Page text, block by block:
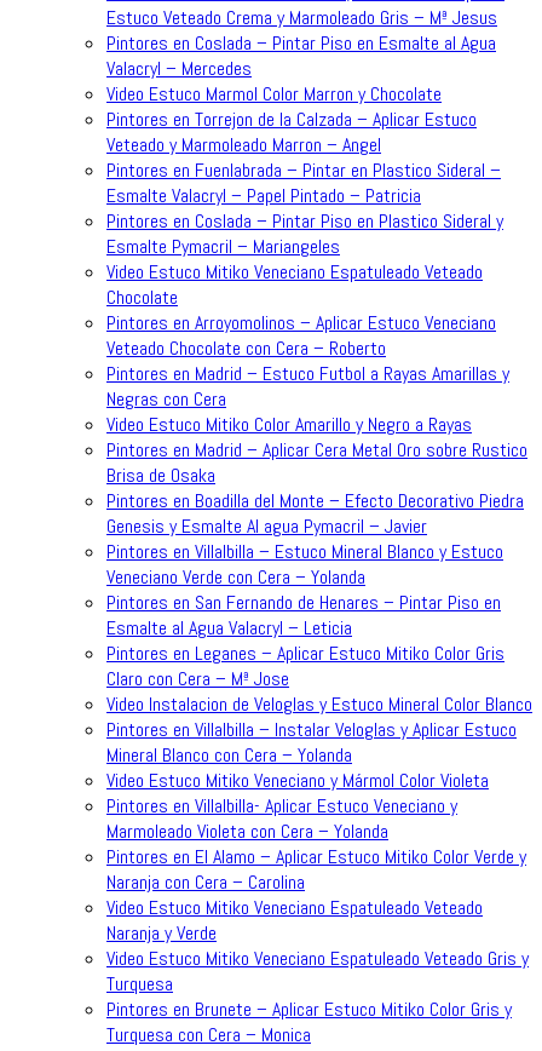
Estuco Veteado Crema y Marmoleado Gris – Mª Jesus
Pintores en Coslada – Pintar Piso en Esmalte al Agua
Valacryl – Mercedes
Video Estuco Marmol Color Marron y Chocolate
Pintores en Torrejon de la Calzada – Aplicar Estuco
Veteado y Marmoleado Marron – Angel
Pintores en Fuenlabrada – Pintar en Plastico Sideral –
Esmalte Valacryl – Papel Pintado – Patricia
Pintores en Coslada – Pintar Piso en Plastico Sideral y
Esmalte Pymacril – Mariangeles
Video Estuco Mitiko Veneciano Espatuleado Veteado
Chocolate
Pintores en Arroyomolinos – Aplicar Estuco Veneciano
Veteado Chocolate con Cera – Roberto
Pintores en Madrid – Estuco Futbol a Rayas Amarillas y
Negras con Cera
Video Estuco Mitiko Color Amarillo y Negro a Rayas
Pintores en Madrid – Aplicar Cera Metal Oro sobre Rustico
Brisa de Osaka
Pintores en Boadilla del Monte – Efecto Decorativo Piedra
Genesis y Esmalte Al agua Pymacril – Javier
Pintores en Villalbilla – Estuco Mineral Blanco y Estuco
Veneciano Verde con Cera – Yolanda
Pintores en San Fernando de Henares – Pintar Piso en
Esmalte al Agua Valacryl – Leticia
Pintores en Leganes – Aplicar Estuco Mitiko Color Gris
Claro con Cera – Mª Jose
Video Instalacion de Veloglas y Estuco Mineral Color Blanco
Pintores en Villalbilla – Instalar Veloglas y Aplicar Estuco
Mineral Blanco con Cera – Yolanda
Video Estuco Mitiko Veneciano y Mármol Color Violeta
Pintores en Villalbilla- Aplicar Estuco Veneciano y
Marmoleado Violeta con Cera – Yolanda
Pintores en El Alamo – Aplicar Estuco Mitiko Color Verde y
Naranja con Cera – Carolina
Video Estuco Mitiko Veneciano Espatuleado Veteado
Naranja y Verde
Video Estuco Mitiko Veneciano Espatuleado Veteado Gris y
Turquesa
Pintores en Brunete – Aplicar Estuco Mitiko Color Gris y
Turquesa con Cera – Monica